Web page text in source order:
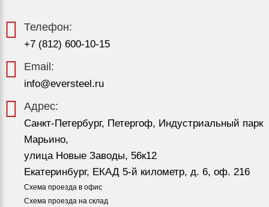
Телефон:
+7 (812) 600-10-15
Email:
info@eversteel.ru
Адрес:
Санкт-Петербург, Петергоф, Индустриальный парк
Марьино,
улица Новые Заводы, 56к12
Екатеринбург, ЕКАД 5-й километр, д. 6, оф. 216
Схема проезда в офис
Схема проезда на склад